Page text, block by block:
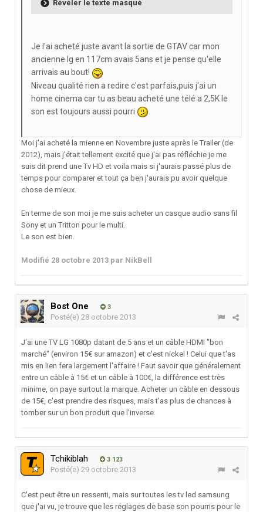
Révéler le texte masqué
Je l'ai acheté juste avant la sortie de GTAV car mon
ancienne lg en 117cm avais 5ans et je pense qu'elle
arrivais au bout!
Niveau qualité rien a redire c'est parfais,puis j'ai un
home cinema car tu as beau acheté une télé a 2,5K le
son est toujours aussi pourri
Moi j'ai acheté la mienne en Novembre juste après le Trailer (de
2012), mais j'était tellement excité que j'ai pas réfléchie je me
suis dit prend une Tv HD et voila mais si j'aurais passé plus de
temps pour comparer et tout ça ben j'aurais pu avoir quelque
chose de mieux.
En terme de son moi je me suis acheter un casque audio sans fil
Sony et un Tritton pour le multi.
Le son est bien.
Modifié 28 octobre 2013 par NikBell
Bost One 3
Posté(e) 28 octobre 2013
J'ai une TV LG 1080p datant de 5 ans et un câble HDMI "bon
marché" (environ 15€ sur amazon) et c'est nickel ! Celui que t'as
mis en lien fera largement l'affaire ! Faut savoir que généralement
entre un câble à 15€ et un câble à 100€, la différence est très
minime, on paye surtout la marque. Acheter un câble en dessous
de 15€, c'est prendre des risques, mais t'as plus de chances à
tomber sur un bon produit que l'inverse.
Tchikiblah 3 123
Posté(e) 29 octobre 2013
C'est peut être un ressenti, mais sur toutes les tv led samsung
que j'ai vu, je trouve que les réglages de base son pourris pour le